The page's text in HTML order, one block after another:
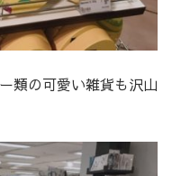
類の可愛い雑貨も沢山